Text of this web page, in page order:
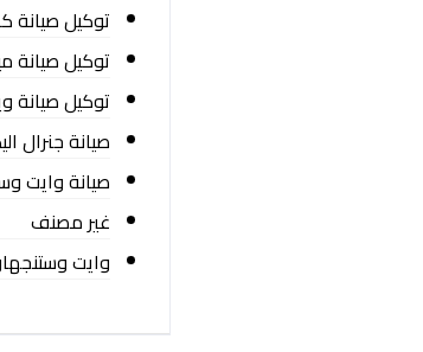
توكيل صيانة
توكيل صيانة
توكيل صيانة
صيانة جنرال
صيانة وايت
غير مصنف
وايت